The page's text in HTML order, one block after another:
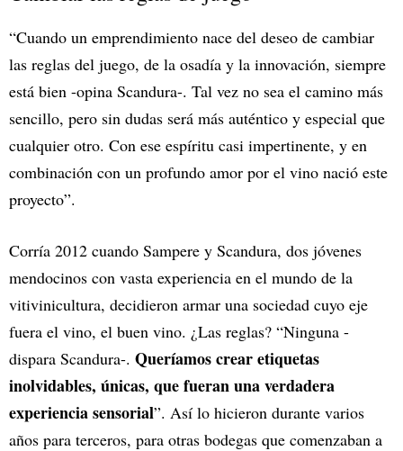
“Cuando un emprendimiento nace del deseo de cambiar
las reglas del juego, de la osadía y la innovación, siempre
está bien -opina Scandura-. Tal vez no sea el camino más
sencillo, pero sin dudas será más auténtico y especial que
cualquier otro. Con ese espíritu casi impertinente, y en
combinación con un profundo amor por el vino nació este
proyecto”.
Corría 2012 cuando Sampere y Scandura, dos jóvenes
mendocinos con vasta experiencia en el mundo de la
vitivinicultura, decidieron armar una sociedad cuyo eje
fuera el vino, el buen vino. ¿Las reglas? “Ninguna -
dispara Scandura-. Queríamos crear etiquetas
inolvidables, únicas, que fueran una verdadera
experiencia sensorial”. Así lo hicieron durante varios
años para terceros, para otras bodegas que comenzaban a